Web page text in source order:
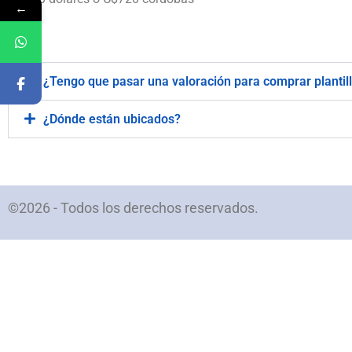
¿Tengo que pasar una valoración para comprar
¿Dónde están ubicados?
©2026 - Todos los derechos reservados.
←